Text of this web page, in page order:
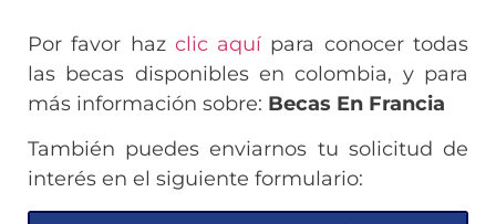
Por favor haz clic aquí para conocer todas
las becas disponibles en colombia, y para
más información sobre: Becas En Francia
También puedes enviarnos tu solicitud de
interés en el siguiente formulario: